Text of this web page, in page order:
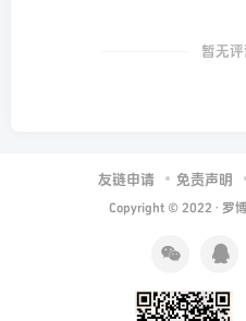
暂无
友链申请 免责声明
Copyright © 2022 · 罗